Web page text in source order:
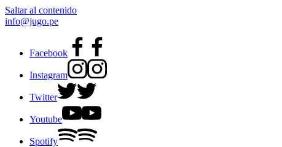
Saltar al contenido
info@jugo.pe
Facebook
Instagram
Twitter
Youtube
Spotify